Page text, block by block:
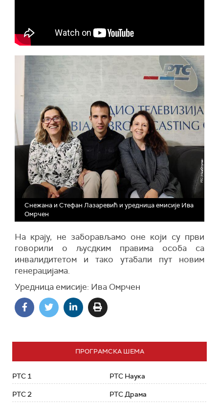
Снежана и Стефан Лазаревић и уредница емисије Ива
Омрчен
На крају, не заборављамо оне који су први
говорили о љусдким правима особа са
инвалидитетом и тако утабали пут новим
генерацијама.
Уредница емисије: Ива Омрчен
ПРОГРАМСКА ШЕМА
РТС 1
РТС 2
РТС Наука
РТС Драма